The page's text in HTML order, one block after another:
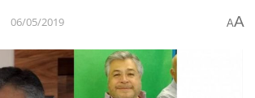
06/05/2019 AA